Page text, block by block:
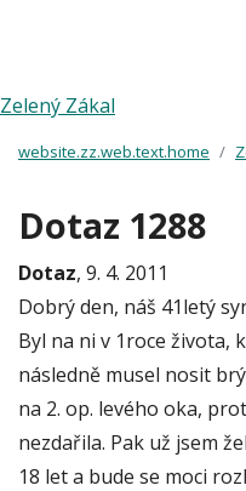
Zelený Zákal
website.zz.web.text.home
Dotaz 1288
Dotaz, 9. 4. 2011
Dobrý den, náš 41letý
Byl na ni v 1roce života,
následně musel nosit
na 2. op. levého oka,
nezdařila. Pak už jsem
18 let a bude se moci